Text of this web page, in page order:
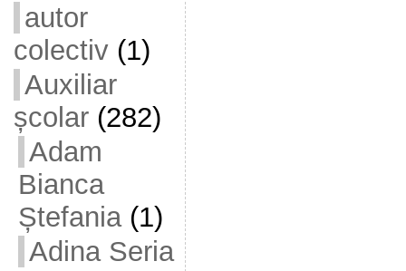
autor
colectiv(1)
Auxiliar
școlar(282)
Adam
Bianca
Ștefania(1)
Adina Seria